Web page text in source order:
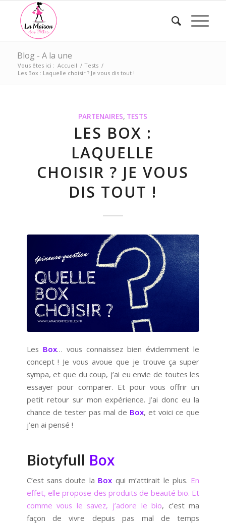
Blog - A la une
Vous êtes ici : Accueil / Tests /
Les Box : Laquelle choisir ? Je vous dis tout !
PARTENAIRES, TESTS
LES BOX :
LAQUELLE
CHOISIR ? JE VOUS
DIS TOUT !
Les Box… vous connaissez bien évidemment le
concept ! Je vous avoue que je trouve ça super
sympa, et que du coup, j’ai eu envie de toutes les
essayer pour comparer. Et pour vous offrir un
petit retour sur mon expérience. J’ai donc eu la
chance de tester pas mal de Box, et voici ce que
j’en ai pensé !
Biotyfull Box
C’est sans doute la Box qui m’attirait le plus. En
effet, elle propose des produits de beauté bio. Et
comme vous le savez, j’adore le bio, c’est ma
façon de vivre depuis pas mal de temps